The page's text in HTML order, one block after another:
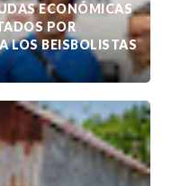
ECONÓMICAS
POR
LOS BEISBOLISTAS